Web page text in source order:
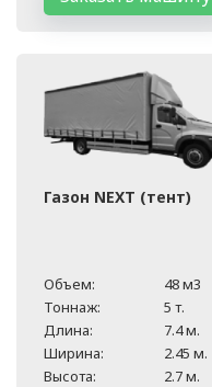
Газон NEXT (тент)
Объем:
48 м3
Тоннаж:
5 т.
Длина:
7.4 м.
Ширина:
2.45 м.
Высота:
2.7 м.